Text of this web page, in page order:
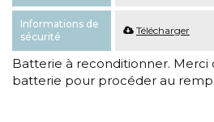
Informations de
sécurité
Télécharger
Batterie à reconditionner. Merci
batterie pour procéder au